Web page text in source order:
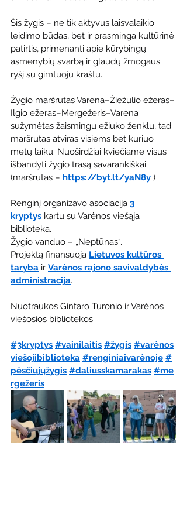
Šis žygis – ne tik aktyvus laisvalaikio
leidimo būdas, bet ir prasminga kultūrinė
patirtis, primenanti apie kūrybingų
asmenybių svarbą ir glaudų žmogaus
ryšį su gimtuoju kraštu.
Žygio maršrutas Varėna–Žiežulio ežeras–
Ilgio ežeras–Mergežeris–Varėna
sužymėtas žaismingu ežiuko ženklu, tad
maršrutas atviras visiems bet kuriuo
metų laiku. Nuoširdžiai kviečiame visus
išbandyti žygio trasą savarankiškai
(maršrutas – https://byt.lt/yaN8y )
Renginį organizavo asociacija 3
kryptys kartu su Varėnos viešąja
biblioteka.
Žygio vanduo – „Neptūnas“.
Projektą finansuoja Lietuvos kultūros
taryba ir Varėnos rajono savivaldybės
administracija.
Nuotraukos Gintaro Turonio ir Varėnos
viešosios bibliotekos
#3kryptys #vainilaitis #žygis #varėnos
viešojibiblioteka #renginiaivarėnoje #
pėsčiųjųžygis #daliusskamarakas #me
rgežeris